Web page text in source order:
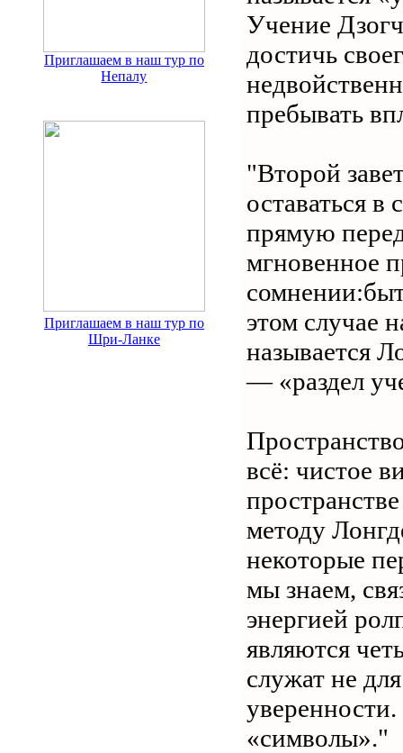
Приглашаем в наш тур по
Непалу
Приглашаем в наш тур по
Шри-Ланке
Учение
достичь
пребывать
"Второй
оставаться
прямую
мгновенное
этом случае
называется
— «раздел
всё: чистое
методу
некоторые
мы знаем,
энергией
являются
служат не
«символы»."